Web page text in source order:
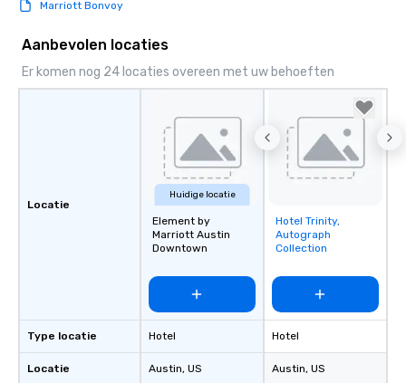
of your special day! From setting the
creating a swinging vibe for cocktail
hour, to providing some sultry sounds
for dinner which lead right into an
Pop Nouveau will be there every step
of the way to make planning your
wedding day a breeze. We have many
options available for every size venue
Marriott Bonvoy
Aanbevolen locaties
Er komen nog 24 locaties overeen met uw behoeften
Locatie
Type locatie
Locatie
Huidige locatie
Element by
Marriott Austin
Downtown
Hotel
Austin, US
Removed from
favorites
Hotel Trinity,
Autograph
Collection
Hotel
Austin, US